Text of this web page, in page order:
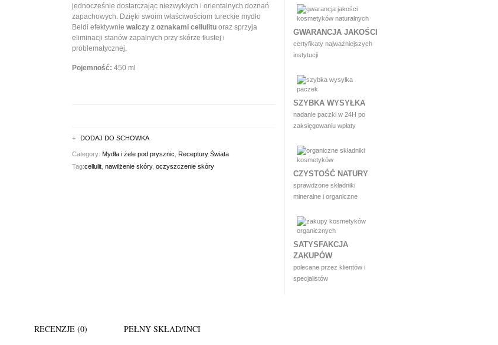
jednocześnie dostarczając niezwykłych i orientalnych doznań
zapachowych. Dzięki swoim właściwościom tureckie mydło
Beldi efektywnie walczy z oznakami cellulitu oraz sprzyja
eliminacji stanów zapalnych przy skórze tłustej i
problematycznej.
Pojemność: 450 ml
DODAJ DO SCHOWKA
Category: Mydła i żele pod prysznic Receptury Świata
Tag:cellulit nawilżenie skóry, oczyszczenie skóry
GWARANCJA JAKOŚCI
certyfikaty najważniejszych
instytucji
SZYBKA WYSYŁKA
nadanie paczki w 24H po
zaksięgowaniu wpłaty
CZYSTOŚĆ NATURY
sprawdzone składniki
mineralne i organiczne
SATYSFAKCJA
ZAKUPÓW
polecane przez klientów i
specjalistów
RECENZJE (0) PEŁNY SKŁAD/INCI